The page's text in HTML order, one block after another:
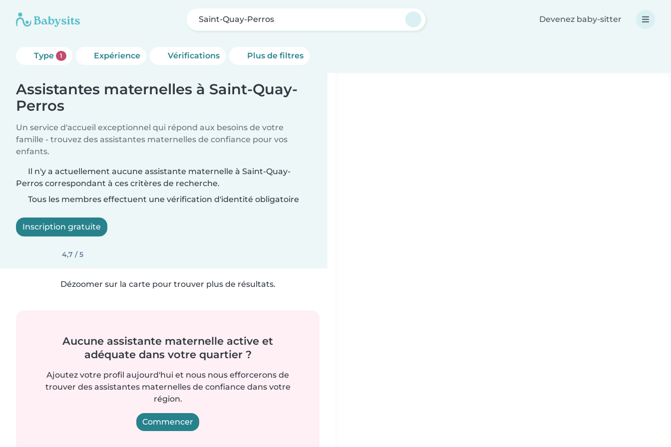
Saint-Quay-Perros Devenez baby-sitter
Type 1 Expérience Vérifications Plus de filtres
Assistantes maternelles à Saint-Quay-
Perros
Un service d'accueil exceptionnel qui répond aux besoins de votre
famille - trouvez des assistantes maternelles de confiance pour vos
enfants.
Il n'y a actuellement aucune assistante maternelle à Saint-Quay-
Perros correspondant à ces critères de recherche.
Tous les membres effectuent une vérification d'identité obligatoire
Inscription gratuite
4,7 / 5
Dézoomer sur la carte pour trouver plus de résultats.
Aucune assistante maternelle active et
adéquate dans votre quartier ?
Ajoutez votre profil aujourd'hui et nous nous efforcerons de
trouver des assistantes maternelles de confiance dans votre
région.
Commencer